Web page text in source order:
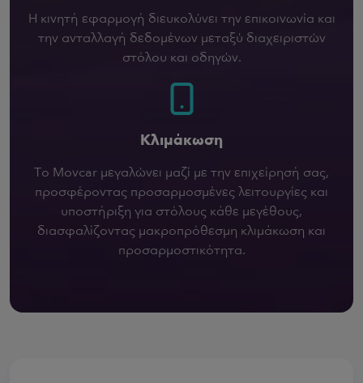
Η κινητή εφαρμογή διευκολύνει την επικοινωνία και
την ανταλλαγή δεδομένων μεταξύ διαχειριστών
στόλου και οδηγών.
Κλιμάκωση
Το Movcar μεγαλώνει μαζί με την επιχείρησή σας,
προσφέροντας προσαρμοσμένες λειτουργίες και
υποστήριξη για στόλους κάθε μεγέθους,
διασφαλίζοντας μακροπρόθεσμη κλιμάκωση και
προσαρμοστικότητα.